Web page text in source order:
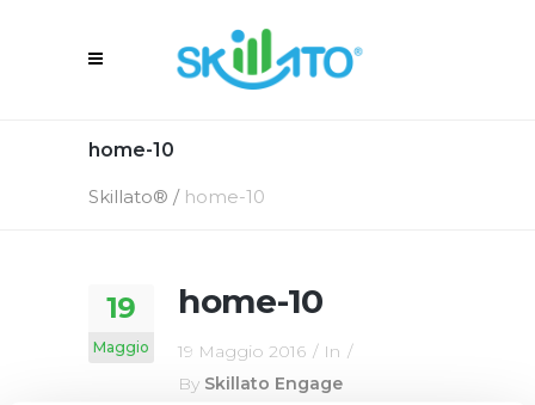
home-10
Skillato® / home-10
19
Maggio
home-10
19 Maggio 2016
In
By Skillato Engage